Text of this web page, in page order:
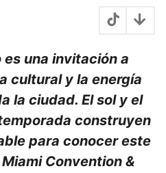
es una invitación a
cultural y la energía
la ciudad. El sol y el
construyen
para conocer este
Convention &